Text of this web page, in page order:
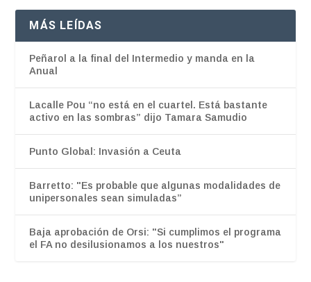
MÁS LEÍDAS
Peñarol a la final del Intermedio y manda en la
Anual
Lacalle Pou “no está en el cuartel. Está bastante
activo en las sombras” dijo Tamara Samudio
Punto Global: Invasión a Ceuta
Barretto: "Es probable que algunas modalidades de
unipersonales sean simuladas”
Baja aprobación de Orsi: "Si cumplimos el programa
el FA no desilusionamos a los nuestros"